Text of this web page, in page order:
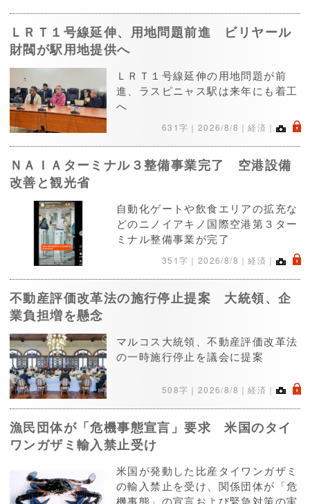
ＬＲＴ１号線延伸、用地問題前進 ビリヤール
財閥が駅用地提供へ
ＬＲＴ１号線延伸の用地問題が前
進、ラスピニャス駅は来年にも着工
へ
631字｜ 2026/8/8 ｜経済｜ .
ＮＡＩＡターミナル３整備事業完了 空港設備
改善と観光省
自動化ゲートや飲食エリアの拡充な
どのニノイアキノ国際空港第３ター
ミナル整備事業が完了
351字｜ 2026/8/8 ｜経済｜ .
不動産評価改革法の施行停止提案 大統領、企
業負担増を懸念
マルコス大統領、不動産評価改革法
の一時施行停止を議会に提案
508字｜ 2026/8/8 ｜経済｜ .
漁民団体が「危機事態宣言」要求 米国のタイ
ワンガザミ輸入禁止受け
米国が発動した比産タイワンガザミ
の輸入禁止を受け、関係団体が「危
機事態」の宣言および緊急対策の実